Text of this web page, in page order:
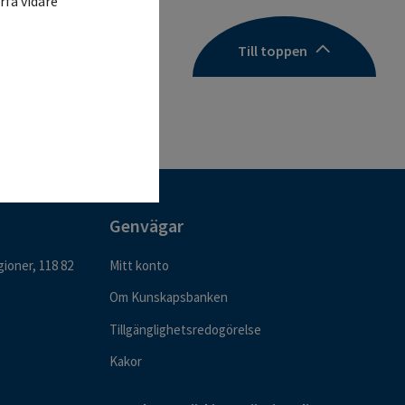
Till toppen
118 82
Genvägar
Mitt konto
Om Kunskapsbanken
Tillgänglighetsredogörelse
Kakor